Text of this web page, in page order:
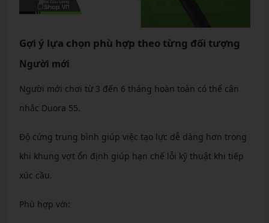
Gợi ý lựa chọn phù hợp theo từng đối tượng
Người mới
Người mới chơi từ 3 đến 6 tháng hoàn toàn có thể cân
nhắc Duora 55.
Độ cứng trung bình giúp việc tạo lực dễ dàng hơn trong
khi khung vợt ổn định giúp hạn chế lỗi kỹ thuật khi tiếp
xúc cầu.
Phù hợp với: